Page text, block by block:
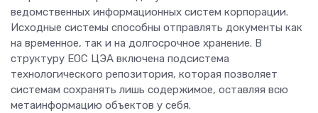
ведомственных информационных систем корпорации.
Исходные системы способны отправлять документы как
на временное, так и на долгосрочное хранение. В
структуру ЕОС ЦЭА включена подсистема
технологического репозитория, которая позволяет
системам сохранять лишь содержимое, оставляя всю
метаинформацию объектов у себя.